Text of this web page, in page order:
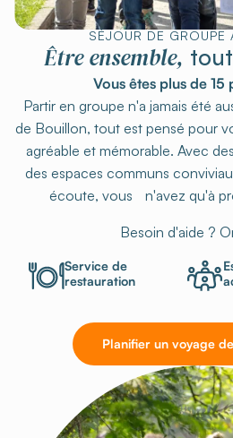
SÉJOUR DE GROUPE
Être ensemble,
Vous êtes plus de 15
Partir en groupe n'a jamais été
de Bouillon, tout est pensé pour
agréable et mémorable. Avec
des espaces communs
écoute, vous n'avez qu'à
Besoin d'aide ?
Service de
restauration
Planifier un voyage